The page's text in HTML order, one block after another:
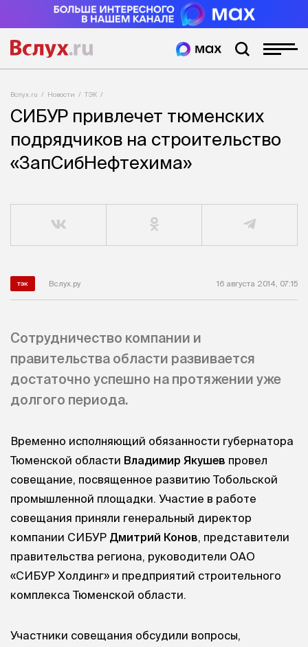
Вслух.ru Новости ТЭК
СИБУР привлечет тюменских
подрядчиков на строительство
«ЗапСибНефтехима»
тэк Вслух.ру 16 августа 2014, 07:15
Сотрудничество компании и
правительства области развивается
достаточно успешно на протяжении уже
долгого периода.
Временно исполняющий обязанности губернатора
Тюменской области Владимир Якушев провел
совещание, посвященное развитию Тобольской
промышленной площадки. Участие в работе
совещания приняли генеральный директор
компании СИБУР Дмитрий Конов, представители
правительства региона, руководители ОАО
«СИБУР Холдинг» и предприятий строительного
комплекса Тюменской области.
Участники совещания обсудили вопросы,